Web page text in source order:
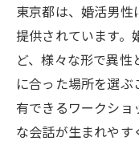
東京都は、婚活男
提供されています。
ど、様々な形で異
に合った場所を選
有できるワークシ
な会話が生まれや